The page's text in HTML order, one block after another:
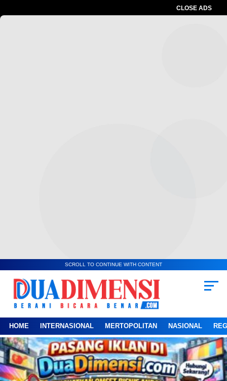
CLOSE ADS
SCROLL TO CONTINUE WITH CONTENT
HOME INTERNASIONAL MERTOPOLITAN NASIONAL